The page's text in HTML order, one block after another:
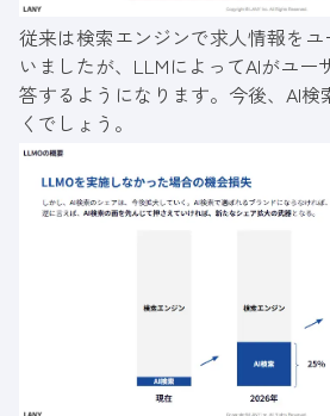
従来は検索エンジンで求人情報を
いましたが、LLMによってAIがユー
答するようになります。今後、AI検
くでしょう。